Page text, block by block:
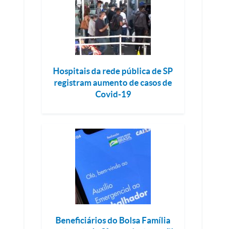
Hospitais da rede pública de SP
registram aumento de casos de
Covid-19
Beneficiários do Bolsa Família